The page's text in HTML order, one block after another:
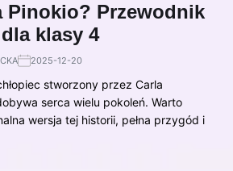
Pinokio? Przewodnik
klasy 4
2025-12-20
stworzony przez Carla
serca wielu pokoleń. Warto
wersja tej historii, pełna przygód i